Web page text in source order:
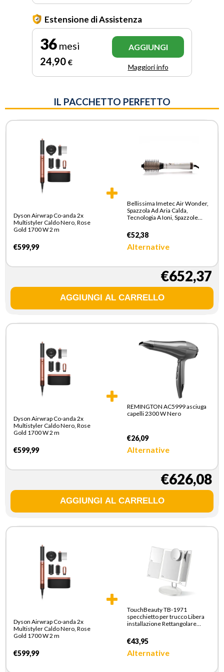
Estensione di Assistenza
36 mesi
24,90 €
AGGIUNGI
Maggiori info
IL PACCHETTO PERFETTO
Dyson Airwrap Co-anda 2x
Multistyler Caldo Nero, Rose
Gold 1700 W 2 m
€599,99
Bellissima Imetec Air Wonder,
Spazzola Ad Aria Calda,
Tecnologia A Ioni, Spazzole
Cheratina, Asciuga, Dona
Volume, 8 Accessori, 1000 W
€52,38
Alternative
€652,37
Dyson Airwrap Co-anda 2x
Multistyler Caldo Nero, Rose
Gold 1700 W 2 m
€599,99
REMINGTON AC5999 asciuga
capelli 2300 W Nero
€26,09
Alternative
€626,08
Dyson Airwrap Co-anda 2x
Multistyler Caldo Nero, Rose
Gold 1700 W 2 m
€599,99
TouchBeauty TB-1971
specchietto per trucco Libera
installazione Rettangolare
€43,95
Alternative